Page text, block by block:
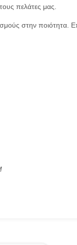
πελάτες μας.
στην ποιότητα.